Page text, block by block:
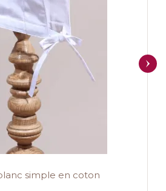
simple en coton